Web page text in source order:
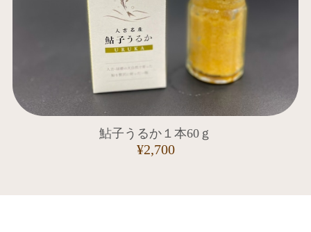
鮎子うるか１本60ｇ
¥2,700